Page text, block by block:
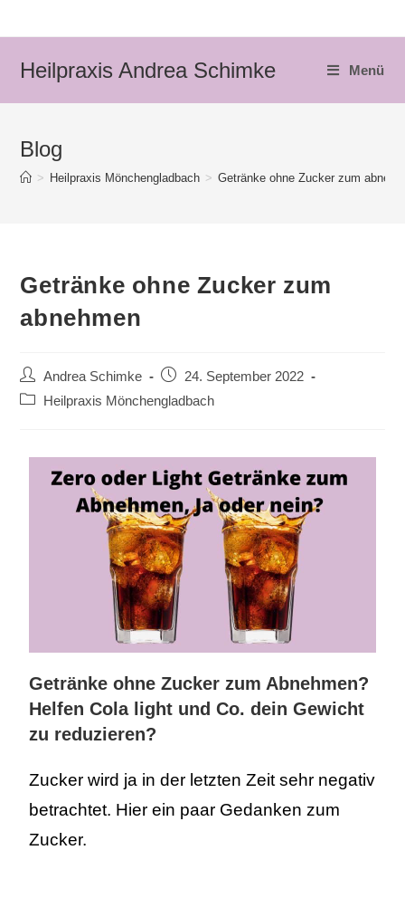
Heilpraxis Andrea Schimke Menü
Blog
> Heilpraxis Mönchengladbach > Getränke ohne Zucker zum
Getränke ohne Zucker zum
abnehmen
Andrea Schimke
24. September 2022
Heilpraxis Mönchengladbach
Getränke ohne Zucker zum Abnehmen?
Helfen Cola light und Co. dein Gewicht
zu reduzieren?
Zucker wird ja in der letzten Zeit sehr negativ
betrachtet. Hier ein paar Gedanken zum
Zucker.